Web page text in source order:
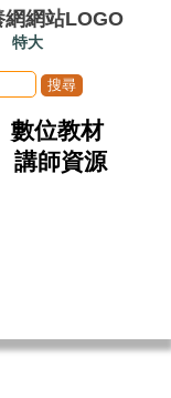
特大
數位教材
講師資源